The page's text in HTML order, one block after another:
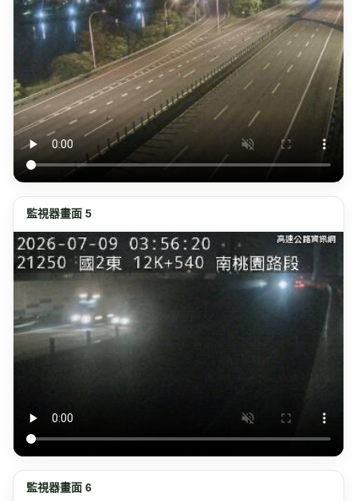
監視器畫面 5
監視器畫面 6